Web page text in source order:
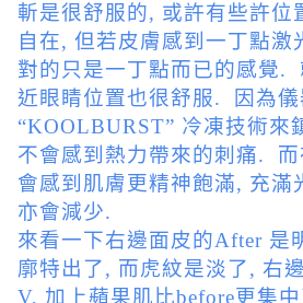
斬是很舒服的, 或許有些許位
自在, 但若皮膚感到一丁點激
對的只是一丁點而已的感覺.
近眼睛位置也很舒服. 因為儀
“KOOLBURST” 冷凍技術來
不會感到熱力帶來的刺痛. 而
會感到肌膚更精神飽滿, 充滿
亦會減少.
來看一下右邊面皮的After 是
廓特出了, 而虎紋是淡了, 右
V, 加上蘋果肌比before更集